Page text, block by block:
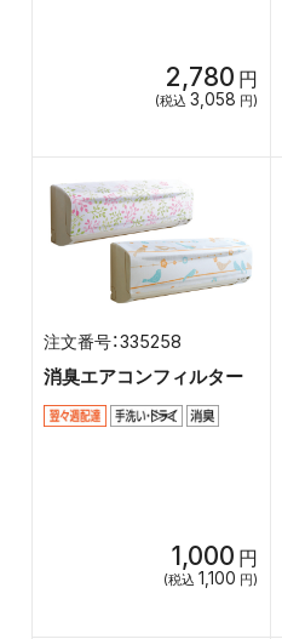
2,780 円
(税込 3,058 円)
335258
消臭エアコンフィルター
1,000 円
(税込 1,100 円)